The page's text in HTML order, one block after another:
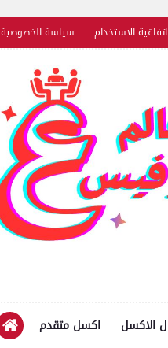
سياسة الخصوصية اتفاقية الاستخدام
اكسل متقدم الاكسل